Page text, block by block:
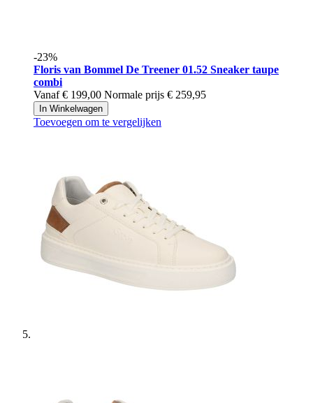
-23%
Floris van Bommel De Treener 01.52 Sneaker taupe
combi
Vanaf € 199,00 Normale prijs € 259,95
In Winkelwagen
Toevoegen om te vergelijken